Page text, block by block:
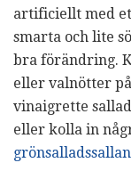
artificiellt med
smarta och lite
bra förändring.
eller valnötter
vinaigrette
eller kolla in
grönsalladssallan